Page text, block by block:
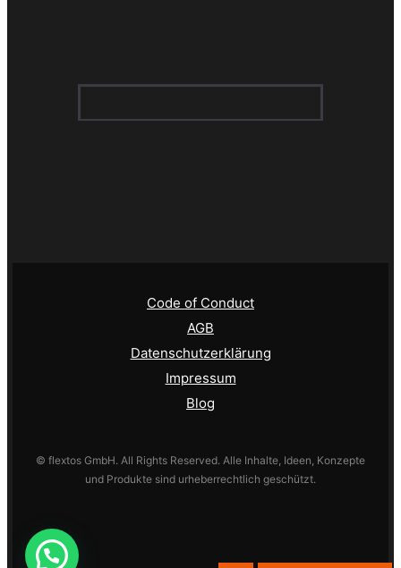
Code of Conduct
AGB
Datenschutzerklärung
Impressum
Blog
© flextos GmbH. All Rights Reserved. Alle Inhalte, Ideen, Konzepte
und Produkte sind urheberrechtlich geschützt.